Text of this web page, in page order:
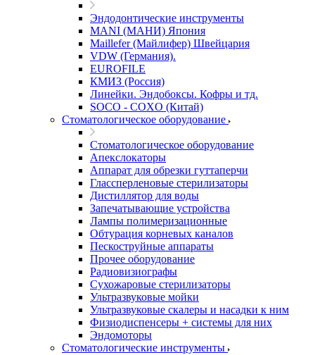
Эндодонтические инструменты
MANI (МАНИ) Япония
Maillefer (Майлифер) Швейцария
VDW (Германия).
EUROFILE
КМИЗ (Россия)
Линейки. Эндобоксы. Кофры и тд.
SOCO - COXO (Китай)
Стоматологическое оборудование
Стоматологическое оборудование
Апекслокаторы
Аппарат для обрезки гуттаперчи
Глассперленовые стерилизаторы
Дистиллятор для воды
Запечатывающие устройства
Лампы полимеризационные
Обтурация корневых каналов
Пескоструйные аппараты
Прочее оборудование
Радиовизиографы
Сухожаровые стерилизаторы
Ультразвуковые мойки
Ультразвуковые скалеры и насадки к ним
Физиодиспенсеры + системы для них
Эндомоторы
Стоматологические инструменты